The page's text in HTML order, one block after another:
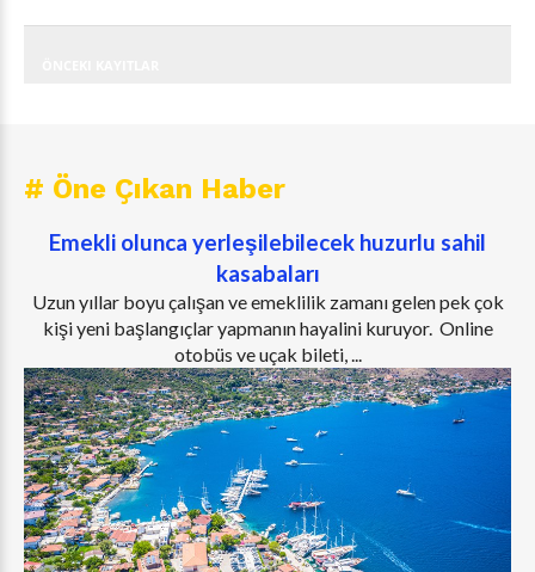
# Öne Çıkan Haber
Emekli olunca yerleşilebilecek huzurlu sahil
kasabaları
Uzun yıllar boyu çalışan ve emeklilik zamanı gelen pek çok
kişi yeni başlangıçlar yapmanın hayalini kuruyor. Online
otobüs ve uçak bileti, ...